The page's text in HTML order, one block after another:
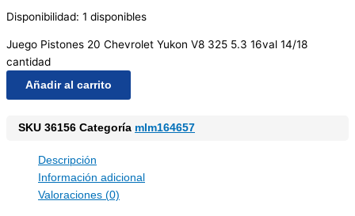
Disponibilidad: 1 disponibles
Juego Pistones 20 Chevrolet Yukon V8 325 5.3 16val 14/18
cantidad
Añadir al carrito
SKU 36156 Categoría mlm164657
Descripción
Información adicional
Valoraciones (0)